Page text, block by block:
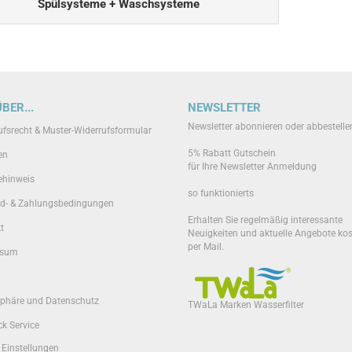
Spülsysteme + Waschsysteme
& Muster-Widerrufsformular
& Zahlungsbedingungen
und Datenschutz
Service
NEWSLETTER
Newsletter abonnieren oder
5% Rabatt Gutschein
für Ihre Newsletter Anmeldung
so funktionierts
Erhalten Sie regelmäßig interessante
Neuigkeiten und aktuelle Angebote
per Mail.
TWaLa Marken Wasserfilter